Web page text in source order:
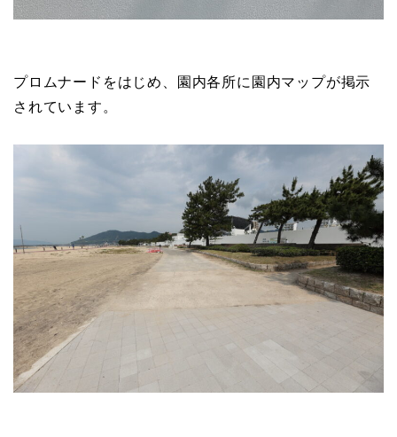
プロムナードをはじめ、園内各所に園内マップが掲示
されています。